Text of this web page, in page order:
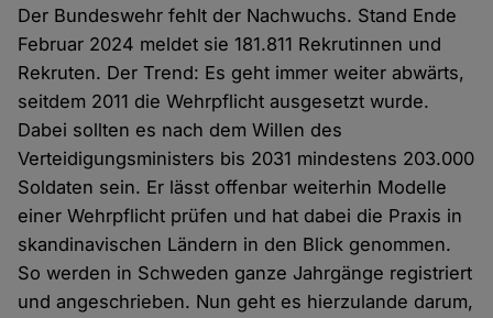
Der Bundeswehr fehlt der Nachwuchs. Stand Ende
Februar 2024 meldet sie 181.811 Rekrutinnen und
Rekruten. Der Trend: Es geht immer weiter abwärts,
seitdem 2011 die Wehrpflicht ausgesetzt wurde.
Dabei sollten es nach dem Willen des
Verteidigungsministers bis 2031 mindestens 203.000
Soldaten sein. Er lässt offenbar weiterhin Modelle
einer Wehrpflicht prüfen und hat dabei die Praxis in
skandinavischen Ländern in den Blick genommen.
So werden in Schweden ganze Jahrgänge registriert
und angeschrieben. Nun geht es hierzulande darum,